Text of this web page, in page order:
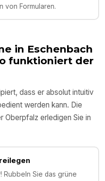
von Formularen.
in Eschenbach
funktioniert der
dass er absolut intuitiv
werden kann. Die
Oberpfalz erledigen Sie in
Rubbeln Sie das grüne